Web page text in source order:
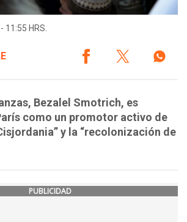
11:55 HRS.
Bezalel Smotrich, es
como un promotor activo de
y la “recolonización de
PUBLICIDAD